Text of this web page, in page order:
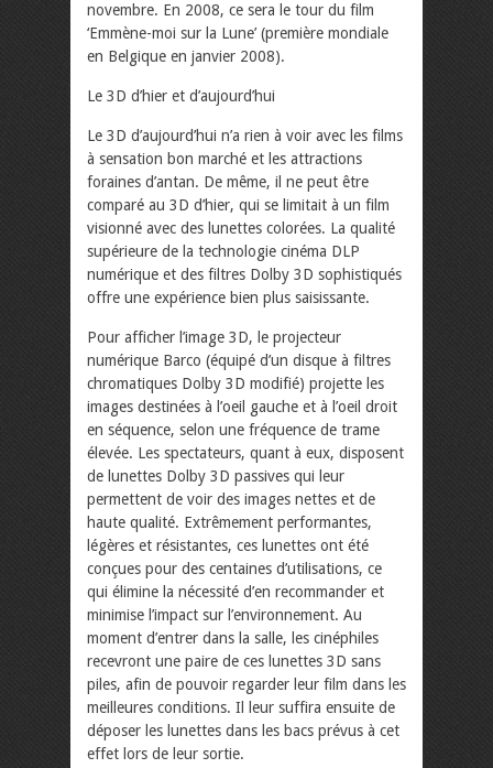
novembre. En 2008, ce sera le tour du film
‘Emmène-moi sur la Lune’ (première mondiale
en Belgique en janvier 2008).
Le 3D d’hier et d’aujourd’hui
Le 3D d’aujourd’hui n’a rien à voir avec les films
à sensation bon marché et les attractions
foraines d’antan. De même, il ne peut être
comparé au 3D d’hier, qui se limitait à un film
visionné avec des lunettes colorées. La qualité
supérieure de la technologie cinéma DLP
numérique et des filtres Dolby 3D sophistiqués
offre une expérience bien plus saisissante.
Pour afficher l’image 3D, le projecteur
numérique Barco (équipé d’un disque à filtres
chromatiques Dolby 3D modifié) projette les
images destinées à l’oeil gauche et à l’oeil droit
en séquence, selon une fréquence de trame
élevée. Les spectateurs, quant à eux, disposent
de lunettes Dolby 3D passives qui leur
permettent de voir des images nettes et de
haute qualité. Extrêmement performantes,
légères et résistantes, ces lunettes ont été
conçues pour des centaines d’utilisations, ce
qui élimine la nécessité d’en recommander et
minimise l’impact sur l’environnement. Au
moment d’entrer dans la salle, les cinéphiles
recevront une paire de ces lunettes 3D sans
piles, afin de pouvoir regarder leur film dans les
meilleures conditions. Il leur suffira ensuite de
déposer les lunettes dans les bacs prévus à cet
effet lors de leur sortie.